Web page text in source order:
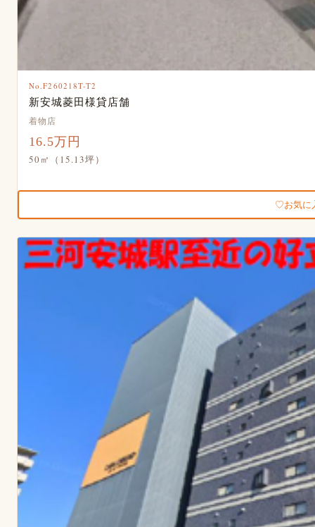
No.F260218T-T2
新安城菱田様貸店舗
着物店
16.5万円
50㎡（15.13坪）
お気に